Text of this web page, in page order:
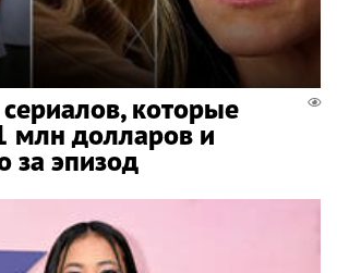
которые
млн долларов и
за эпизод